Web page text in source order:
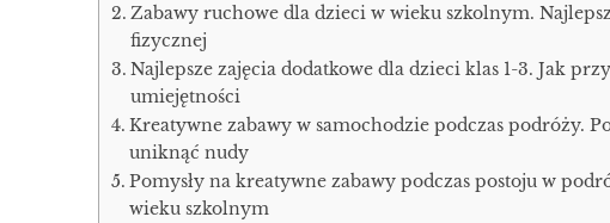
Zabawy ruchowe dla dzieci w wieku szkolnym.
fizycznej
Najlepsze zajęcia dodatkowe dla dzieci klas 1-3. Jak
umiejętności
Kreatywne zabawy w samochodzie podczas podróży.
uniknąć nudy
Pomysły na kreatywne zabawy podczas postoju w
wieku szkolnym